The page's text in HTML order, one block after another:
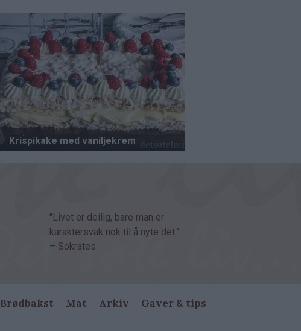
"Livet er deilig, bare man er
karaktersvak nok til å nyte det."
– Sokrates
Brødbakst Mat Arkiv Gaver & tips